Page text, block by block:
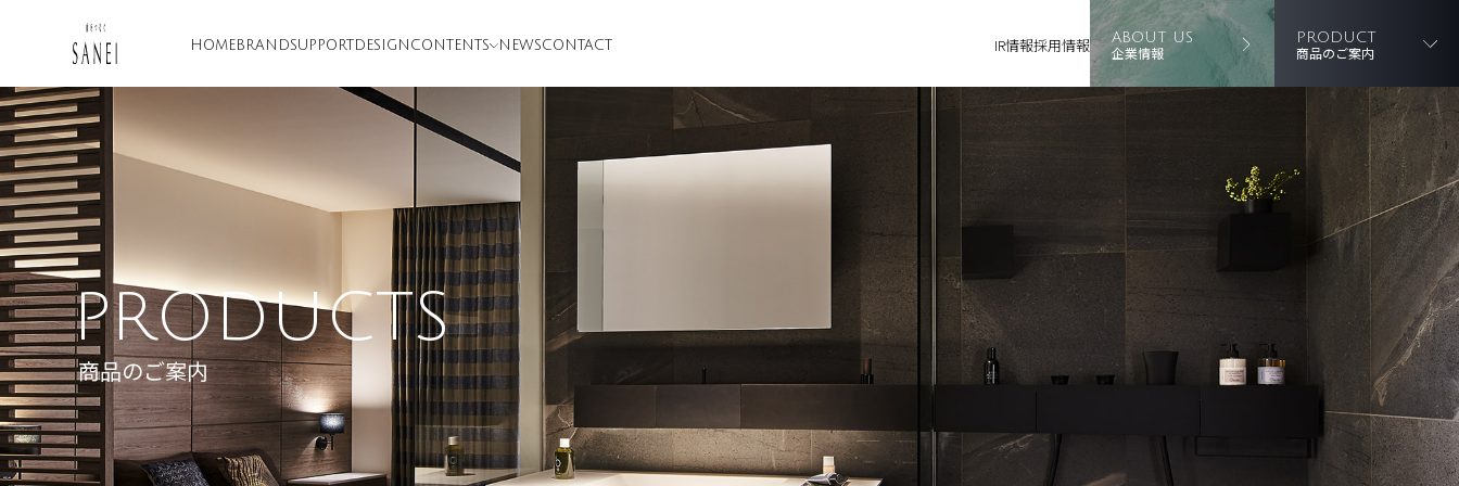
HOME BRANDSUPPORT DESIGN CONTENTS NEWSCONTACT IR情報採用情報 ABOUT US
企業情報
PRODUCT
商品のご案内
PRODUCTS
商品のご案内